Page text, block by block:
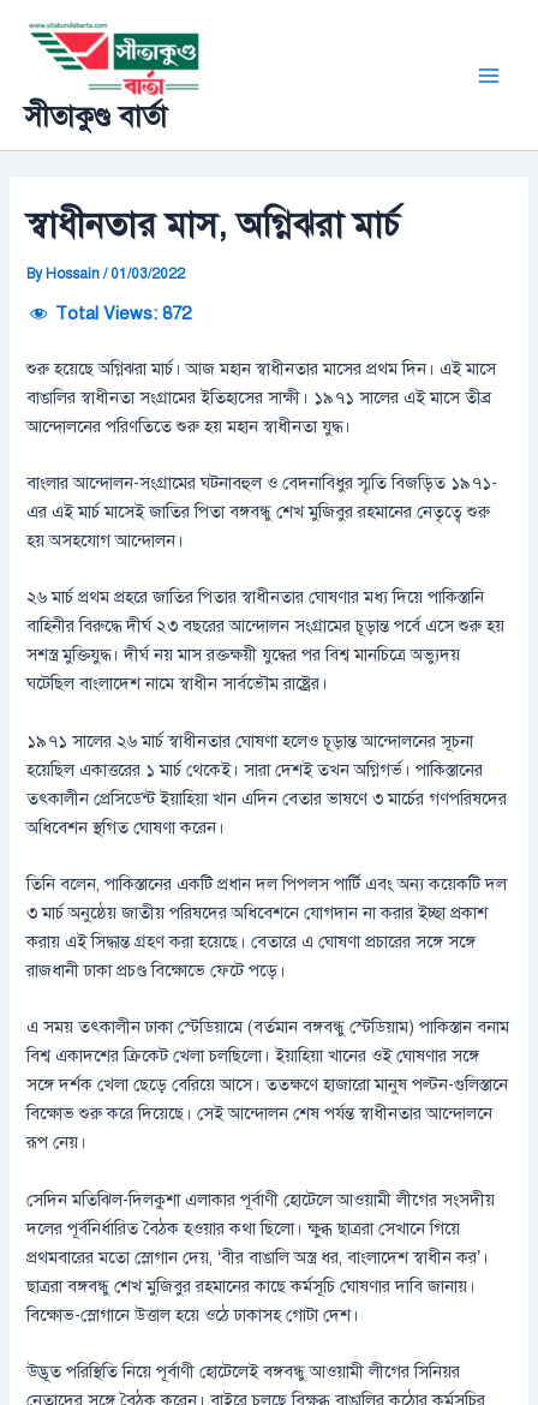
content
সীতাকুণ্ড বার্তা
স্বাধীনতার মাস, অগ্নিঝরা মার্চ
By Hossain/ 01/03/2022
Total Views: 872
শুরু হয়েছে অগ্নিঝরা মার্চ। আজ মহান স্বাধীনতার মাসের প্রথম দিন। এই মাসে
বাঙালির স্বাধীনতা সংগ্রামের ইতিহাসের সাক্ষী। ১৯৭১ সালের এই মাসে তীব্র
আন্দোলনের পরিণতিতে শুরু হয় মহান স্বাধীনতা যুদ্ধ।
বাংলার আন্দোলন-সংগ্রামের ঘটনাবহুল ও বেদনাবিধুর স্মৃতি বিজড়িত ১৯৭১-
এর এই মার্চ মাসেই জাতির পিতা বঙ্গবন্ধু শেখ মুজিবুর রহমানের নেতৃত্বে শুরু
হয় অসহযোগ আন্দোলন।
২৬ মার্চ প্রথম প্রহরে জাতির পিতার স্বাধীনতার ঘোষণার মধ্য দিয়ে পাকিস্তানি
বাহিনীর বিরুদ্ধে দীর্ঘ ২৩ বছরের আন্দোলন সংগ্রামের চূড়ান্ত পর্বে এসে শুরু হয়
সশস্ত্র মুক্তিযুদ্ধ। দীর্ঘ নয় মাস রক্তক্ষয়ী যুদ্ধের পর বিশ্ব মানচিত্রে অভ্যুদয়
ঘটেছিল বাংলাদেশ নামে স্বাধীন সার্বভৌম রাষ্ট্রের।
১৯৭১ সালের ২৬ মার্চ স্বাধীনতার ঘোষণা হলেও চূড়ান্ত আন্দোলনের সূচনা
হয়েছিল একাত্তরের ১ মার্চ থেকেই। সারা দেশই তখন অগ্নিগর্ভ। পাকিস্তানের
তৎকালীন প্রেসিডেন্ট ইয়াহিয়া খান এদিন বেতার ভাষণে ৩ মার্চের গণপরিষদের
অধিবেশন স্থগিত ঘোষণা করেন।
তিনি বলেন, পাকিস্তানের একটি প্রধান দল পিপলস পার্টি এবং অন্য কয়েকটি দল
৩ মার্চ অনুষ্ঠেয় জাতীয় পরিষদের অধিবেশনে যোগদান না করার ইচ্ছা প্রকাশ
করায় এই সিদ্ধান্ত গ্রহণ করা হয়েছে। বেতারে এ ঘোষণা প্রচারের সঙ্গে সঙ্গে
রাজধানী ঢাকা প্রচণ্ড বিক্ষোভে ফেটে পড়ে।
এ সময় তৎকালীন ঢাকা স্টেডিয়ামে (বর্তমান বঙ্গবন্ধু স্টেডিয়াম) পাকিস্তান বনাম
বিশ্ব একাদশের ক্রিকেট খেলা চলছিলো। ইয়াহিয়া খানের ওই ঘোষণার সঙ্গে
সঙ্গে দর্শক খেলা ছেড়ে বেরিয়ে আসে। ততক্ষণে হাজারো মানুষ পল্টন-গুলিস্তানে
বিক্ষোভ শুরু করে দিয়েছে। সেই আন্দোলন শেষ পর্যন্ত স্বাধীনতার আন্দোলনে
রূপ নেয়।
সেদিন মতিঝিল-দিলকুশা এলাকার পূর্বাণী হোটেলে আওয়ামী লীগের সংসদীয়
দলের পূর্বনির্ধারিত বৈঠক হওয়ার কথা ছিলো। ক্ষুব্ধ ছাত্ররা সেখানে গিয়ে
প্রথমবারের মতো স্লোগান দেয়, ‘বীর বাঙালি অস্ত্র ধর, বাংলাদেশ স্বাধীন কর’।
ছাত্ররা বঙ্গবন্ধু শেখ মুজিবুর রহমানের কাছে কর্মসূচি ঘোষণার দাবি জানায়।
বিক্ষোভ-স্লোগানে উত্তাল হয়ে ওঠে ঢাকাসহ গোটা দেশ।
উদ্ভূত পরিস্থিতি নিয়ে পূর্বাণী হোটেলেই বঙ্গবন্ধু আওয়ামী লীগের সিনিয়র
নেতাদের সঙ্গে বৈঠক করেন। বাইরে চলছে বিক্ষুব্ধ বাঙালির কঠোর কর্মসূচির
navigation